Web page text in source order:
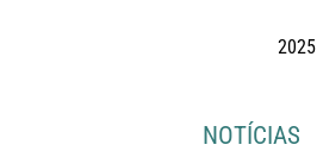
2025
NOTÍCIAS